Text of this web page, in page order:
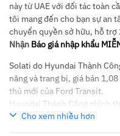
này từ UAE với đối tác toàn
tôi mang đến cho bạn sự an
chuyển quyền sở hữu, hỗ
Nhận Báo giá nhập khẩu
Solati do Hyundai Thành
năng và trang bị, giá bán
thủ mới của Ford Transit.
Hyundai Thành Công chính
sau gần 1 năm lấy quyền
Cho xem nhiều hơn